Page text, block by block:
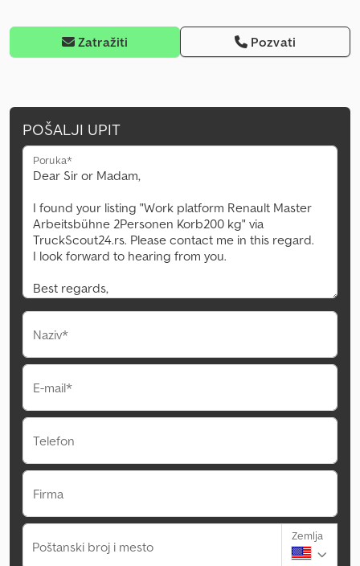
Zatražiti Pozvati
POŠALJI UPIT
Poruka*
Naziv*
E-mail*
Telefon
Firma
Poštanski broj i mesto
Zemlja